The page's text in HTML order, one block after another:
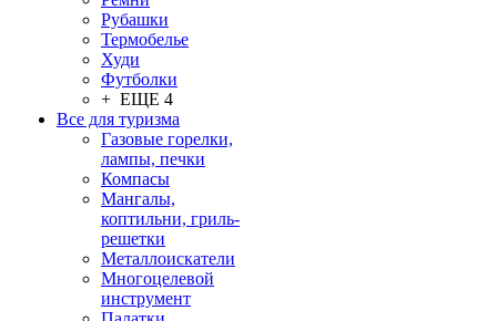
Рубашки
Термобелье
Худи
Футболки
+ ЕЩЕ 4
Все для туризма
Газовые горелки,
лампы, печки
Компасы
Мангалы,
коптильни, гриль-
решетки
Металлоискатели
Многоцелевой
инструмент